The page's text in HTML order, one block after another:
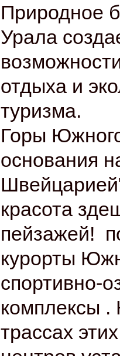
Природное
Урала
отдыха и
туризма.
Горы
основания
красота
пейзажей!
курорты
спортивно-
комплексы .
трассах